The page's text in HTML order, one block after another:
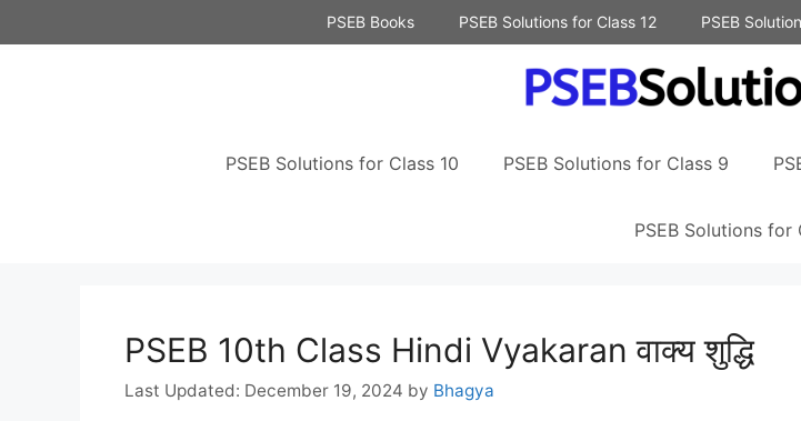
to
PSEB Books PSEB Solutions for Class 12 PSEB
PSEB Solutions for Class 10 PSEB Solutions for Class 9
PSEB Solutions for
PSEB 10th Class Hindi Vyakaran वाक्य शुद्धि
December 19, 2024 by Bhagya